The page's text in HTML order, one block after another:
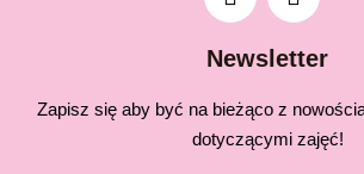
Newsletter
Zapisz się aby być na bieżąco z
dotyczącymi zajęć!